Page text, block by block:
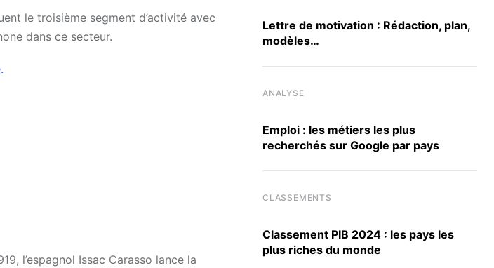
le troisième segment d’activité avec
dans ce secteur.
l’espagnol Issac Carasso lance la
Lettre de motivation : Rédaction, plan,
modèles…
ANALYSE
Emploi : les métiers les plus
recherchés sur Google par pays
CLASSEMENTS
Classement PIB 2024 : les pays les
plus riches du monde